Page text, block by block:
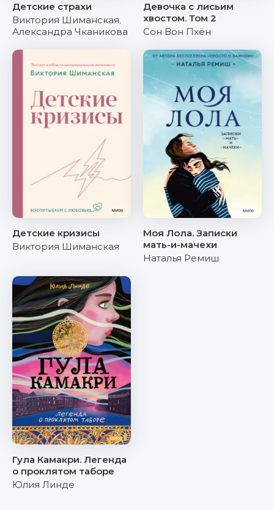
Детские страхи
Виктория Шиманская,
Александра Чканикова
Девочка с лисьим
хвостом. Том 2
Сон Вон Пхён
Детские кризисы
Виктория Шиманская
Моя Лола. Записки
мать-и-мачехи
Наталья Ремиш
Гула Камакри. Легенда
о проклятом таборе
Юлия Линде